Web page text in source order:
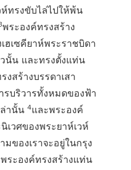
ทรงขับไล่ไปให้พ้น
พระองค์ทรงสร้าง
เซคียาห์พระราชบิดา
นั้น และทรงตั้งแท่น
สร้างบรรดาเสา
รบริวารทั้งหมดของฟ้า
านั้น 4และพระองค์
เวศของพระยาห์เวห์
มของเราจะอยู่ในกรุง
ระองค์ทรงสร้างแท่น